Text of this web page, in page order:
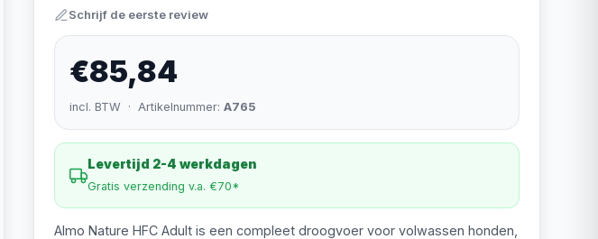
Schrijf de eerste review
€85,84
incl. BTW · Artikelnummer: A765
Levertijd 2-4 werkdagen
Gratis verzending v.a. €70*
Almo Nature HFC Adult is een compleet droogvoer voor volwassen honden,